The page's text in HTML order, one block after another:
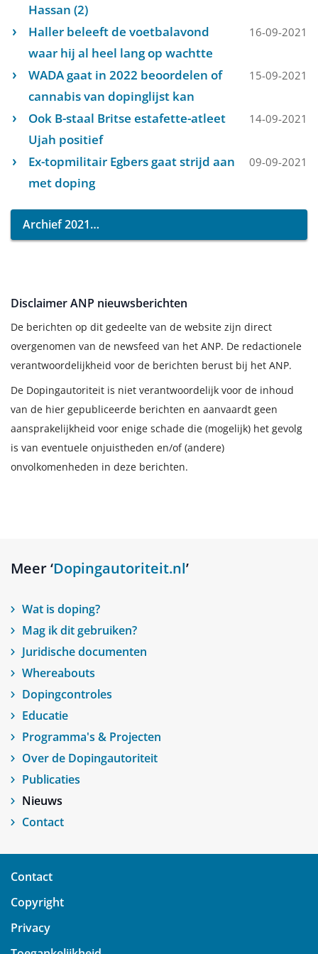
Hassan (2)
Haller beleeft de voetbalavond
waar hij al heel lang op wachtte
16-09-2021
WADA gaat in 2022 beoordelen of
cannabis van dopinglijst kan
15-09-2021
Ook B-staal Britse estafette-atleet
Ujah positief
14-09-2021
Ex-topmilitair Egbers gaat strijd aan
met doping
09-09-2021
Archief 2021
Disclaimer ANP nieuwsberichten
De berichten op dit gedeelte van de website zijn direct
overgenomen van de newsfeed van het ANP. De redactionele
verantwoordelijkheid voor de berichten berust bij het ANP.
De Dopingautoriteit is niet verantwoordelijk voor de inhoud
van de hier gepubliceerde berichten en aanvaardt geen
aansprakelijkheid voor enige schade die (mogelijk) het gevolg
is van eventuele onjuistheden en/of (andere)
onvolkomenheden in deze berichten.
Meer ‘Dopingautoriteit.nl’
Wat is doping?
Mag ik dit gebruiken?
Juridische documenten
Whereabouts
Dopingcontroles
Educatie
Programma's & Projecten
Over de Dopingautoriteit
Publicaties
Nieuws
Contact
Contact
Copyright
Privacy